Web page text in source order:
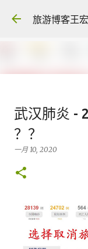
旅游博客王
各大电脑
screen
八月 06, 2026
武汉肺炎 -
？？
一月 10, 2020